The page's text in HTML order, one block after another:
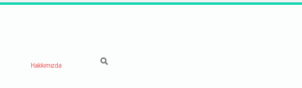
Hakkımızda